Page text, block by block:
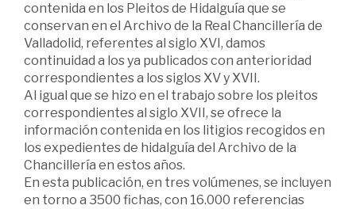
contenida en los Pleitos de Hidalguía que se
conservan en el Archivo de la Real Chancillería de
Valladolid, referentes al siglo XVI, damos
continuidad a los ya publicados con anterioridad
correspondientes a los siglos XV y XVII.
Al igual que se hizo en el trabajo sobre los pleitos
correspondientes al siglo XVII, se ofrece la
información contenida en los litigios recogidos en
los expedientes de hidalguía del Archivo de la
Chancillería en estos años.
En esta publicación, en tres volúmenes, se incluyen
en torno a 3500 fichas, con 16.000 referencias